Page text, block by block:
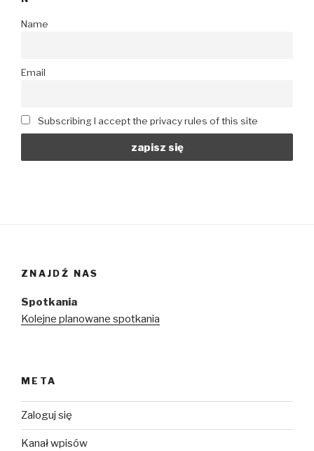
Name
Email
Subscribing I accept the privacy rules of this site
ZNAJDŹ NAS
Spotkania
Kolejne planowane spotkania
META
Zaloguj się
Kanał wpisów